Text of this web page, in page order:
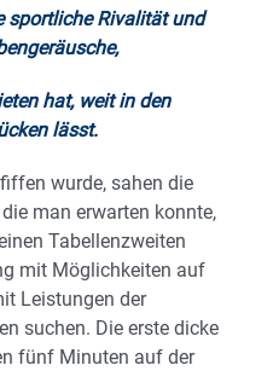
sportliche Rivalität und
hat, weit in den
lässt.
wurde, sahen die
man erwarten konnte,
Tabellenzweiten
mit Möglichkeiten auf
Leistungen der
suchen. Die erste dicke
fünf Minuten auf der